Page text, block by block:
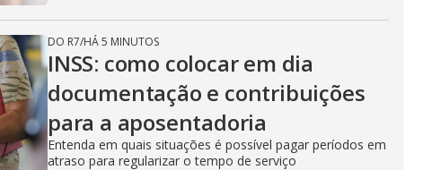
DO R7/HÁ 5 MINUTOS
INSS: como colocar em dia
documentação e contribuições
para a aposentadoria
Entenda em quais situações é possível pagar períodos em
atraso para regularizar o tempo de serviço